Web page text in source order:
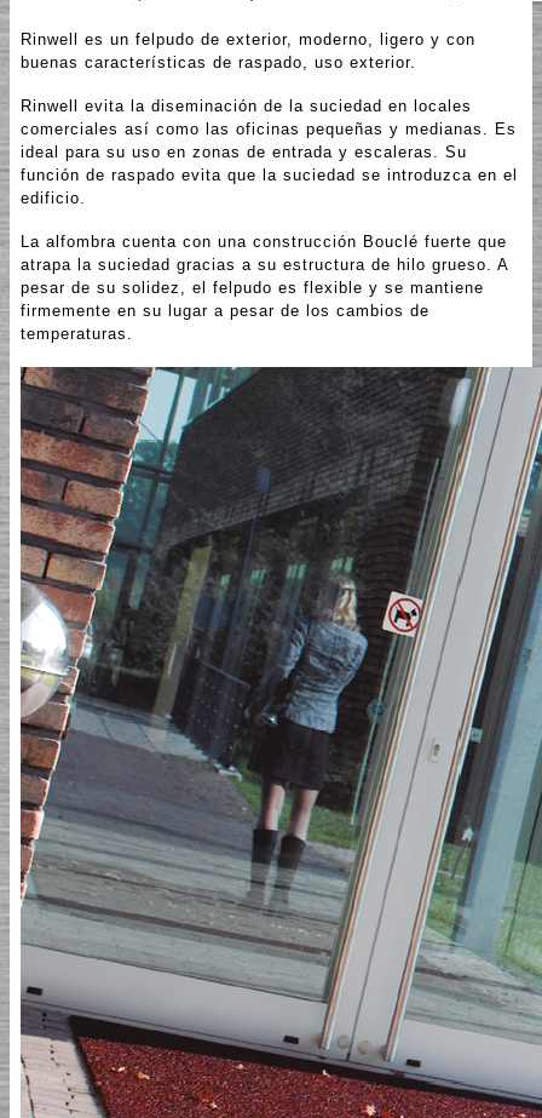
Rinwell es un felpudo de exterior, moderno, ligero y con
buenas características de raspado, uso exterior.
Rinwell evita la diseminación de la suciedad en locales
comerciales así como las oficinas pequeñas y medianas. Es
ideal para su uso en zonas de entrada y escaleras. Su
función de raspado evita que la suciedad se introduzca en el
edificio.
La alfombra cuenta con una construcción Bouclé fuerte que
atrapa la suciedad gracias a su estructura de hilo grueso. A
pesar de su solidez, el felpudo es flexible y se mantiene
firmemente en su lugar a pesar de los cambios de
temperaturas.